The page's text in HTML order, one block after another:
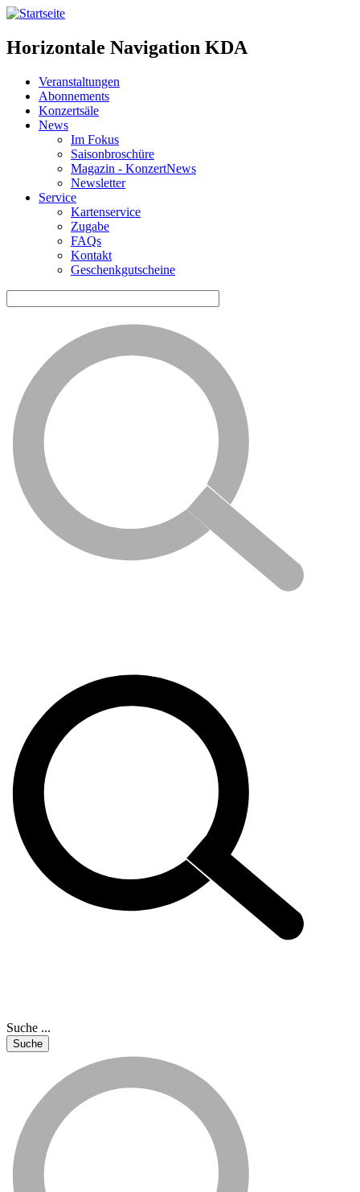
Horizontale Navigation KDA
Veranstaltungen
Abonnements
Konzertsäle
News
Im Fokus
Saisonbroschüre
Magazin - KonzertNews
Newsletter
Service
Kartenservice
Zugabe
FAQs
Kontakt
Geschenkgutscheine
Suche ...